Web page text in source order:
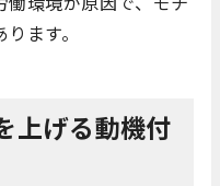
ます。
上げる動機付